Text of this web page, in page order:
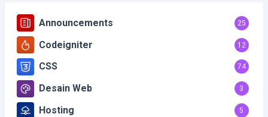
Announcements 25
Codeigniter 12
CSS 74
Desain Web 3
Hosting 5